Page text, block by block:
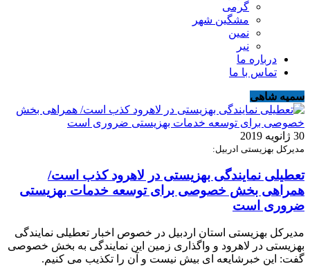
گرمی
مشگین شهر
نمین
نیر
درباره ما
تماس با ما
سمیه شاهی
30 ژانویه 2019
مدیرکل بهزیستی ادربیل:
تعطیلی نمایندگی بهزیستی در لاهرود کذب است/
همراهی بخش خصوصی برای توسعه خدمات بهزیستی
ضروری است
مدیرکل بهزیستی استان اردبیل در خصوص اخبار تعطیلی نمایندگی
بهزیستی در لاهرود و واگذاری زمین این نمایندگی به بخش خصوصی
گفت: این خبرشایعه ای بیش نیست و آن را تکذیب می کنیم.